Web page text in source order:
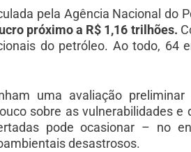
pela Agência Nacional do
próximo a R$ 1,16 trilhões.
do petróleo. Ao todo, 64
uma avaliação
sobre as vulnerabilidades e
pode ocasionar – no
desastrosos.